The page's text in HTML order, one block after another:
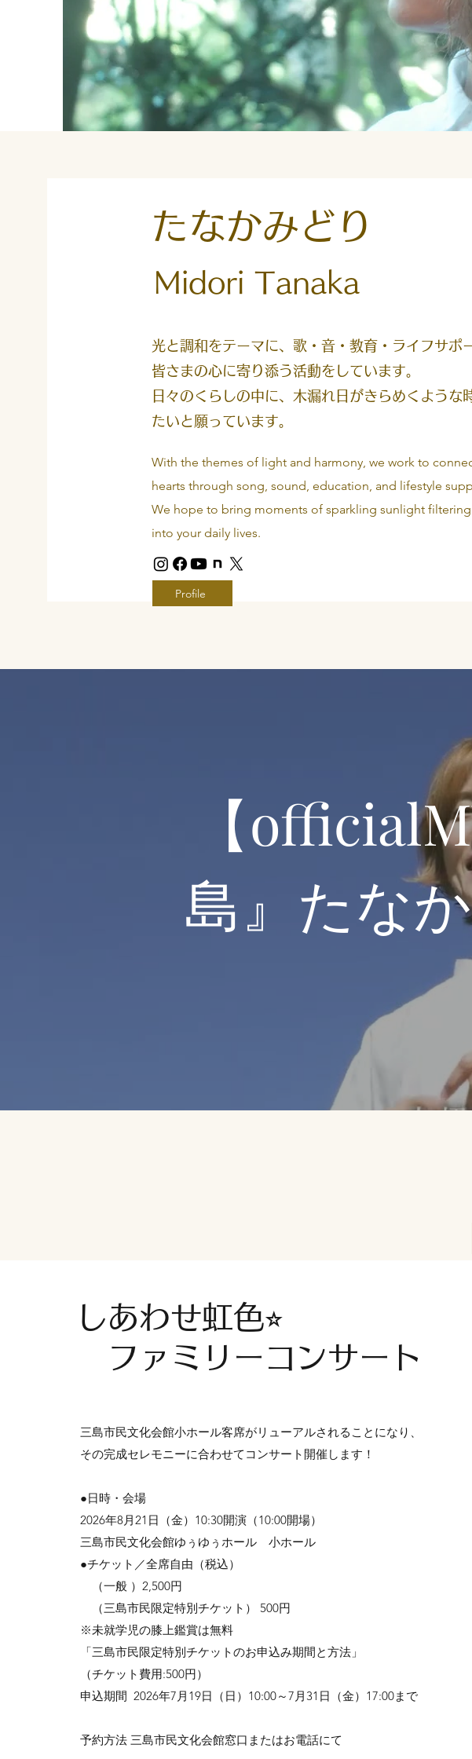
たなかみどり
Midori Tanaka
光と調和をテーマに、歌・音・教育・ライフサポ
皆さまの心に寄り添う活動をしています。
日々のくらしの中に、木漏れ日がきらめくような
たいと願っています。
With the themes of light and harmony, we work to
hearts through song, sound, education, and lifestyle
We hope to bring moments of sparkling sunlight
into your daily lives.
Profile
【
島』たな
公式イ
しあわせ虹色⭐︎
ファミリーコンサート
三島市民文化会館小ホール客席がリューアルされることになり、
その完成セレモニーに合わせてコンサート開催します！
●日時・会場
2026年8月21日（金）10:30開演（10:00開場）
三島市民文化会館ゆぅゆぅホール 小ホール
●チケット／全席自由（税込）
（一般 ）2,500円
（三島市民限定特別チケット） 500円
※未就学児の膝上鑑賞は無料
「三島市民限定特別チケットのお申込み期間と方法」
（チケット費用:500円）
申込期間 2026年7月19日（日）10:00～7月31日（金）17:00まで
予約方法 三島市民文化会館窓口またはお電話にて